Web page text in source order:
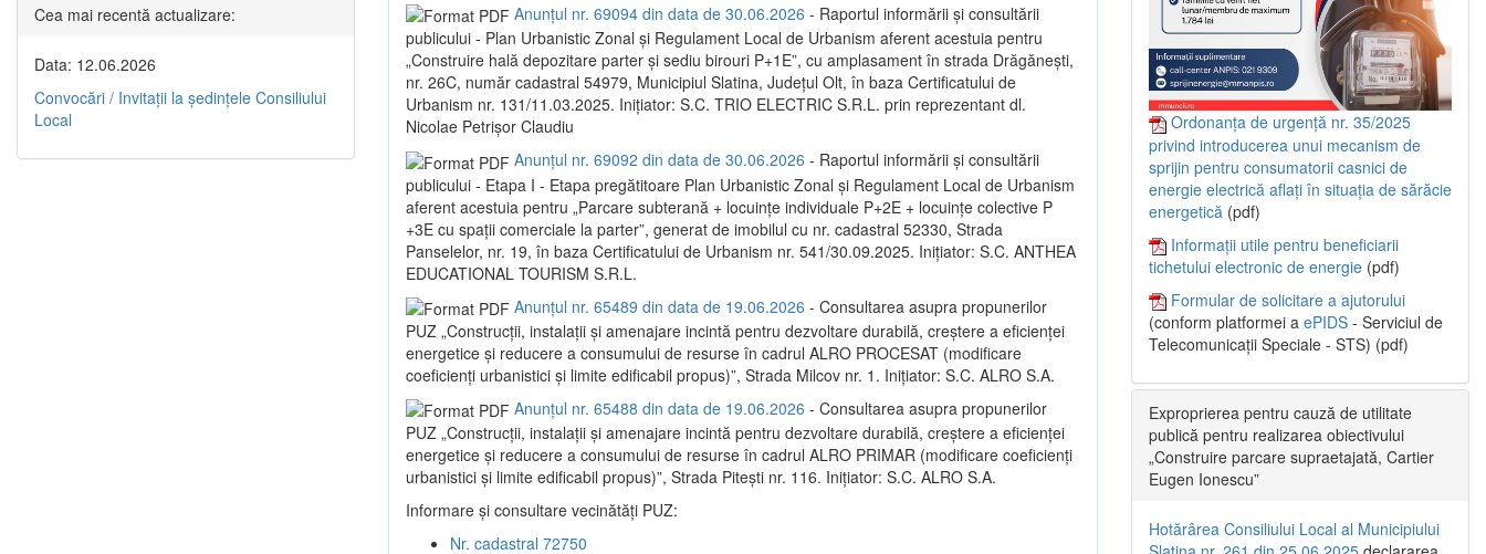
Anunțul nr. 69094 din data de 30.06.2026 - Raportul informării și consultării
publicului - Plan Urbanistic Zonal și Regulament Local de Urbanism aferent acestuia pentru
„Construire hală depozitare parter și sediu birouri P+1E”, cu amplasament în strada Drăgănești,
nr. 26C, număr cadastral 54979, Municipiul Slatina, Județul Olt, în baza Certificatului de
Urbanism nr. 131/11.03.2025. Inițiator: S.C. TRIO ELECTRIC S.R.L. prin reprezentant dl.
Nicolae Petrișor Claudiu
Anunțul nr. 69092 din data de 30.06.2026 - Raportul informării și consultării
publicului - Etapa I - Etapa pregătitoare Plan Urbanistic Zonal și Regulament Local de Urbanism
aferent acestuia pentru „Parcare subterană + locuințe individuale P+2E + locuințe colective P
+3E cu spații comerciale la parter”, generat de imobilul cu nr. cadastral 52330, Strada
Panselelor, nr. 19, în baza Certificatului de Urbanism nr. 541/30.09.2025. Inițiator: S.C. ANTHEA
EDUCATIONAL TOURISM S.R.L.
Anunțul nr. 65489 din data de 19.06.2026 - Consultarea asupra propunerilor
PUZ „Construcții, instalații și amenajare incintă pentru dezvoltare durabilă, creștere a eficienței
energetice și reducere a consumului de resurse în cadrul ALRO PROCESAT (modificare
coeficienți urbanistici și limite edificabil propus)”, Strada Milcov nr. 1. Inițiator: S.C. ALRO S.A.
Anunțul nr. 65488 din data de 19.06.2026 - Consultarea asupra propunerilor
PUZ „Construcții, instalații și amenajare incintă pentru dezvoltare durabilă, creștere a eficienței
energetice și reducere a consumului de resurse în cadrul ALRO PRIMAR (modificare coeficienți
urbanistici și limite edificabil propus)”, Strada Pitești nr. 116. Inițiator: S.C. ALRO S.A.
Informare și consultare vecinătăți PUZ:
Nr. cadastral 72750
Cea mai recentă actualizare:
Data: 12.06.2026
Convocări / Invitaţii la şedinţele Consiliului
Local
Ordonanța de urgență nr. 35/2025
privind introducerea unui mecanism de
sprijin pentru consumatorii casnici de
energie electrică aflați în situația de sărăcie
energetică (pdf)
Informații utile pentru beneficiarii
tichetului electronic de energie (pdf)
Formular de solicitare a ajutorului
(conform platformei a ePIDS - Serviciul de
Telecomunicații Speciale - STS) (pdf)
Exproprierea pentru cauză de utilitate
publică pentru realizarea obiectivului
„Construire parcare supraetajată, Cartier
Eugen Ionescu”
Hotărârea Consiliului Local al Municipiului